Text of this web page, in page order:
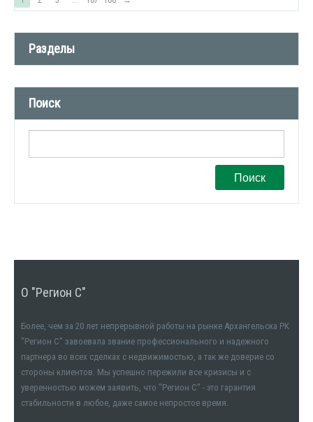
Разделы
Новости компании (509)
СМИ о нас (1)
Поиск
Поиск
О "Регион С"
Более, чем за 20 лет непрерывной работы на рынке Архангельска РК
"Регион С" завоевала звание профессионального и надежного
партнера во всех сделках с недвижимостью, а так же доверие со
стороны клиентов. Мы успешно пережили все кризисы и с
уверенностью можем заявить, что "Регион С" - это гарантия
стабильности в любое, даже самое непростое время.